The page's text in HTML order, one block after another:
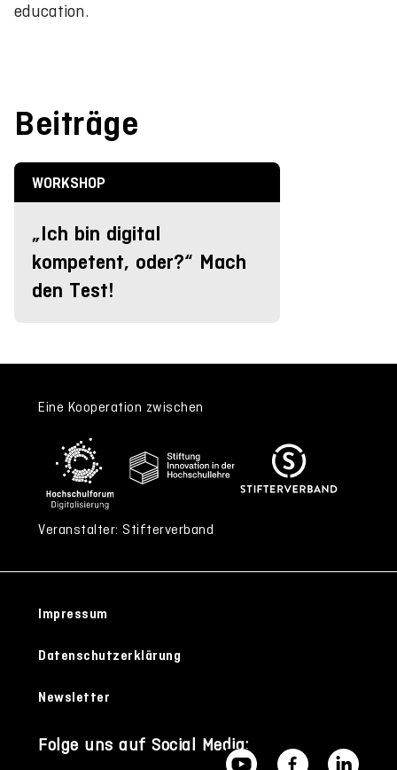
education.
Beiträge
WORKSHOP
„Ich bin digital
kompetent, oder?“ Mach
den Test!
Eine Kooperation zwischen
Veranstalter: Stifterverband
Impressum
Datenschutzerklärung
Newsletter
Folge uns auf Social Media: